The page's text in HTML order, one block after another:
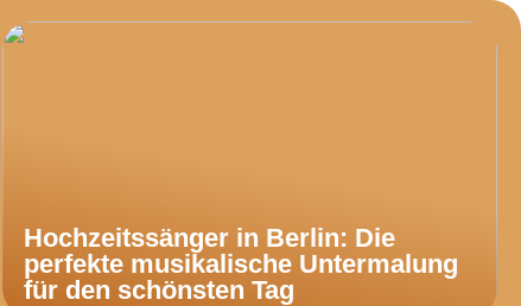
Hochzeitssänger in Berlin: Die
perfekte musikalische Untermalung
für den schönsten Tag